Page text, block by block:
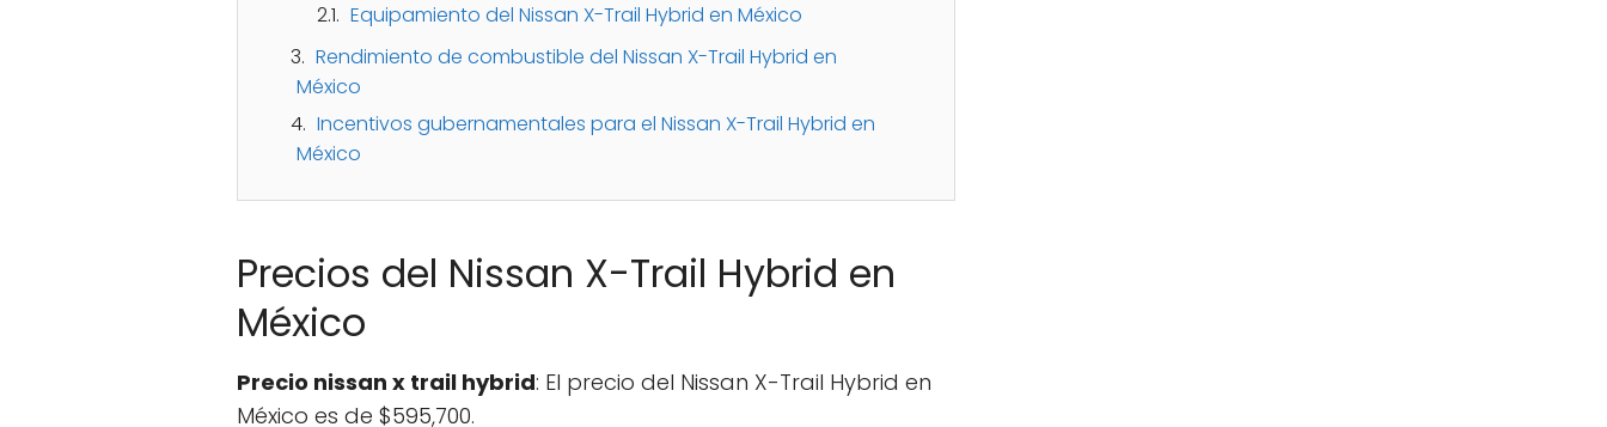
Equipamiento del Nissan X-Trail Hybrid en México
Rendimiento de combustible del Nissan X-Trail Hybrid en
México
Incentivos gubernamentales para el Nissan X-Trail Hybrid en
México
Precios del Nissan X-Trail Hybrid en
México
Precio nissan x trail hybrid: El precio del Nissan X-Trail Hybrid en
México es de $595,700.